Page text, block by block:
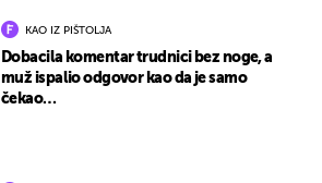
KAO IZ PIŠTOLJA
Dobacila komentar trudnici bez noge, a
muž ispalio odgovor kao da je samo
čekao…